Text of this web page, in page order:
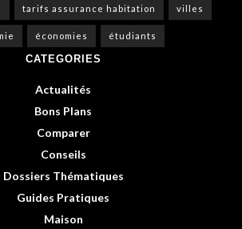
tarifs assurance habitation villes
économies étudiants
CATEGORIES
Actualités
Bons Plans
Comparer
Conseils
Dossiers Thématiques
Guides Pratiques
Maison